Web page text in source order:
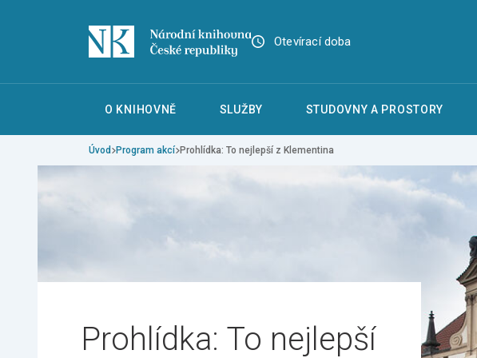
Otevírací doba
O KNIHOVNĚ SLUŽBY STUDOVNY A PROSTORY
Úvod Program akcí Prohlídka: To nejlepší z Klementina
Prohlídka: To nejlepší